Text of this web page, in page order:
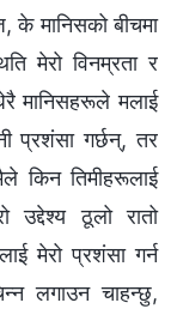
मानिसको बीचमा
मेरो विनम्रता र
मानिसहरूले मलाई
प्रशंसा गर्छन्, तर
किन तिमीहरूलाई
ठूलो रातो
मेरो प्रशंसा गर्न
लगाउन चाहन्छु,